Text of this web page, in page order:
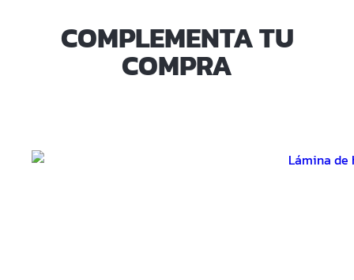
Sucursal San Miguel Ruta
COMPLEMENTA TU
COMPRA